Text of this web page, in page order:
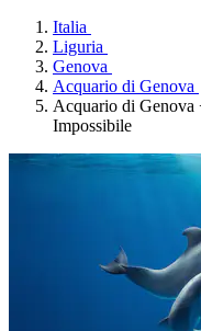
Italia
Liguria
Genova
Acquario di Genova
Acquario di Genova
Impossibile